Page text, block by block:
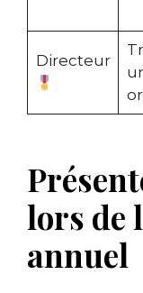
Directeur
lors de
annuel